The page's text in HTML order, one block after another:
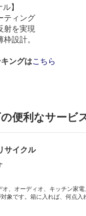
】
ティング
射を実現
設計。
ングはこちら
便利なサービ
サイクル
、オーディオ、キッチン家電
象です。箱に入れば、何点入